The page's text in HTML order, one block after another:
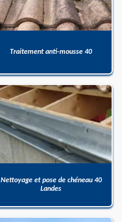
Traitement anti-mousse 40
Nettoyage et pose de chéneau 40
Landes